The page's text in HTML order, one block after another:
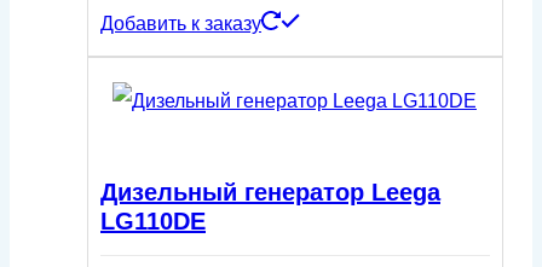
Добавить к заказу
Дизельный генератор Leega
LG110DE